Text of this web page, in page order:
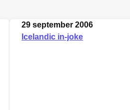
29 september 2006
Icelandic in-joke